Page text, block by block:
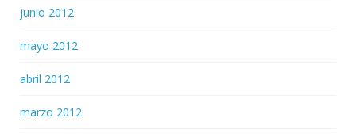
junio 2012
mayo 2012
abril 2012
marzo 2012